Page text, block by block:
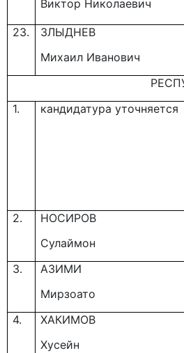
Виктор Николаевич
23.
ЗЛЫДНЕВ
Михаил Иванович
1.
кандидатура уточняется
2.
НОСИРОВ
Сулаймон
3.
АЗИМИ
Мирзоато
4.
ХАКИМОВ
Хусейн